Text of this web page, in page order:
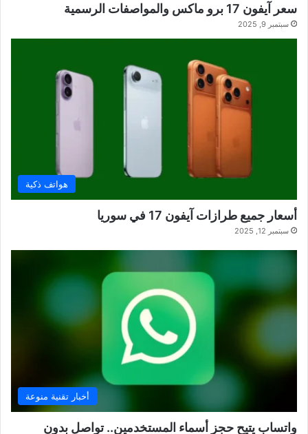
سعر آيفون 17 برو ماكس والمواصفات الرسمية
سبتمبر 9, 2025
هواتف ذكية
أسعار جميع طرازات آيفون 17 في سوريا
سبتمبر 12, 2025
أخبار تقنية منوعة
واتساب يتيح حجز أسماء المستخدمين.. تواصل بدون